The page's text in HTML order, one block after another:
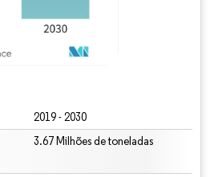
2019 - 2030
3.67 Milhões de toneladas